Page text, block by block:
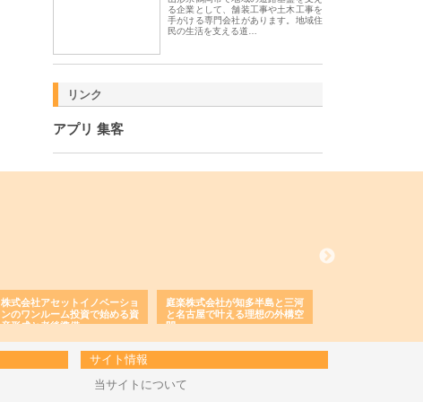
る企業として、舗装工事や土木工事を
手がける専門会社があります。地域住
民の生活を支える道…
リンク
アプリ 集客
株式会社アセットイノベーショ
ンのワンルーム投資で始める資
産形成と老後準備
庭楽株式会社が知多半島と三河
と名古屋で叶える理想の外構空
間
サイト情報
当サイトについて